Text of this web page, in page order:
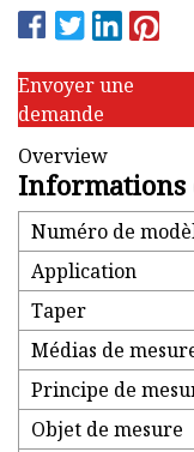
Envoyer une
demande
Overview
Informations
Numéro de
Application
Taper
Médias de
Principe de
Objet de mesure